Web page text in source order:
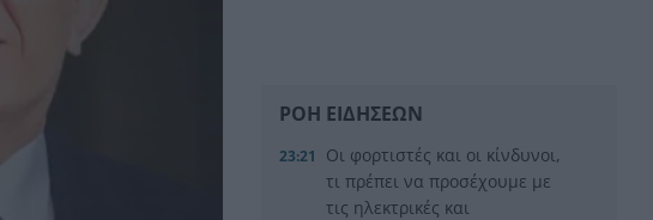
ΡΟΗ ΕΙΔΗΣΕΩΝ
23:21
Οι φορτιστές και οι κίνδυνοι,
τι πρέπει να προσέχουμε με
τις ηλεκτρικές και